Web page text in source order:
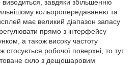
виводиться, завдяки збільшенню
кольоропередаванню та
має великий діапазон запасу
прямо з інтерфейсу
а також високу частоту
робочої поверхні, то тут
скло з дещошаровим